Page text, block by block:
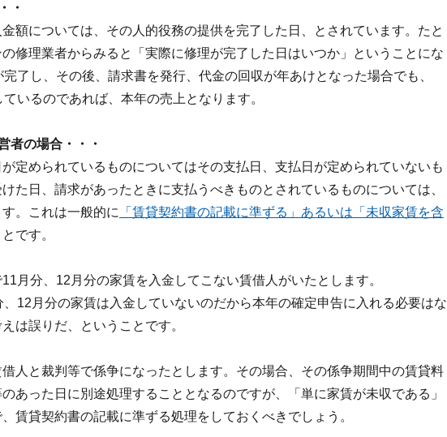
・
額については、その人的役務の提供を完了した日、とされています。たと
修理業者からみると「実際に修理が完了した日はいつか」ということにな
了し、その後、請求書を発行、代金の回収が年あけとなった場合でも、
いるのであれば、本年の売上となります。
者の場合・・・
定められているものについてはその支払日、支払日が定められていないも
た日、請求があったときに支払うべきものとされているものについては、
。これは一般的に
「賃貸契約書の記載に準ずる」あるいは「未収家賃を含
です。
月分、12月分の家賃を入金してこない賃借人がいたとします。
12月分の家賃は入金していないのだから本年の確定申告に入れる必要はな
は誤りだ、ということです。
人と裁判等で係争になったとします。その場合、その係争期間中の賃貸料
あった日に別途処理することとなるのですが、「単に家賃が未収である」
賃貸契約書の記載に準ずる処理をしておくべきでしょう。